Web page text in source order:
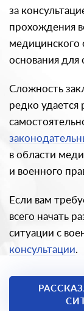
за
прохождения
медицинского
основания
Сложность
редко удается
в области
и военного
Если вам
всего начать
ситуации с
консультации.